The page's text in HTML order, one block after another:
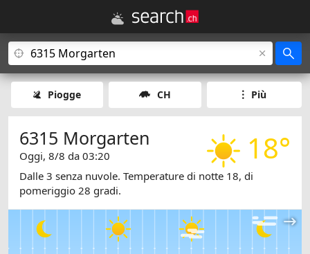
Piogge CH Più
18°
6315 Morgarten
Oggi, 8/8 da 03:20
Dalle 3 senza nuvole. Temperature di notte 18, di
pomeriggio 28 gradi.